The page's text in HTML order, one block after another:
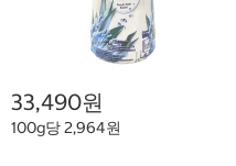
33,490원
100g당 2,964원